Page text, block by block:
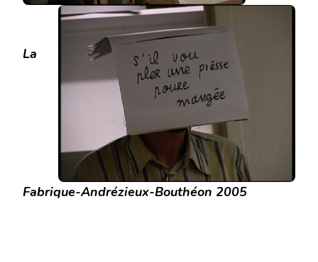
La
Fabrique-Andrézieux-Bouthéon 2005